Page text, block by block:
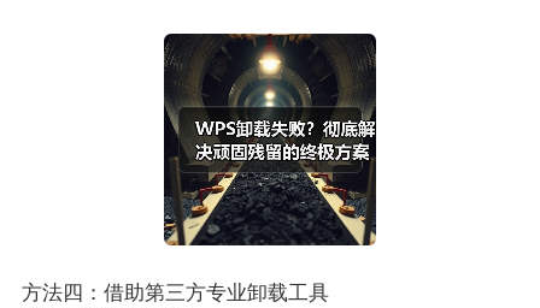
方法四：借助第三方专业卸载工具